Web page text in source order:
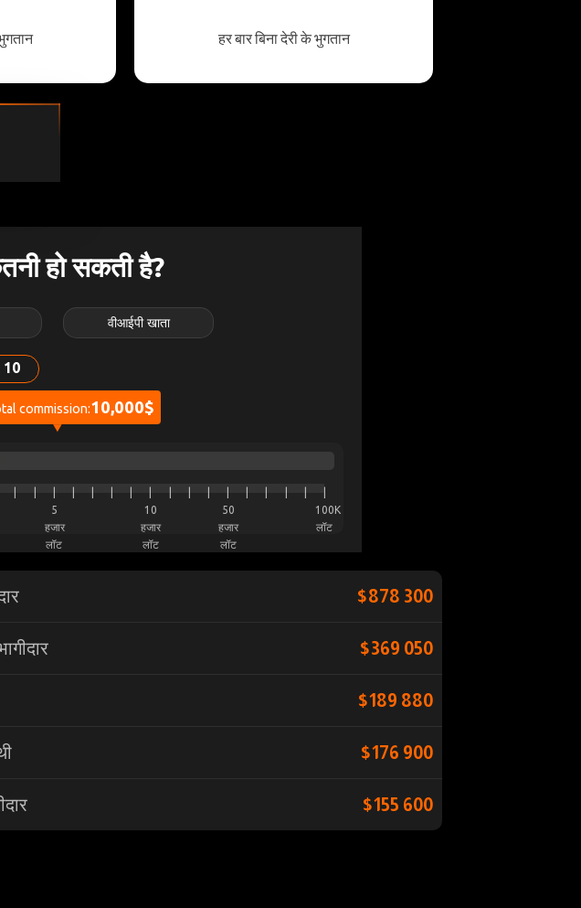
हर बार बिना देरी के भुगतान
हो सकती है?
वीआईपी खाता
10
commission:10,000$
5
हजार
लॉट
10
हजार
लॉट
50
हजार
लॉट
100K
लॉट
$878 300
$369 050
$189 880
$176 900
$155 600